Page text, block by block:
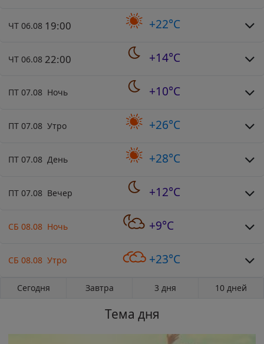
ЧТ 06.08 19:00 +22°C
ЧТ 06.08 22:00 +14°C
ПТ 07.08 Ночь +10°C
ПТ 07.08 Утро +26°C
ПТ 07.08 День +28°C
ПТ 07.08 Вечер +12°C
СБ 08.08 Ночь +9°C
СБ 08.08 Утро +23°C
Сегодня Завтра 3 дня 10 дней
Тема дня